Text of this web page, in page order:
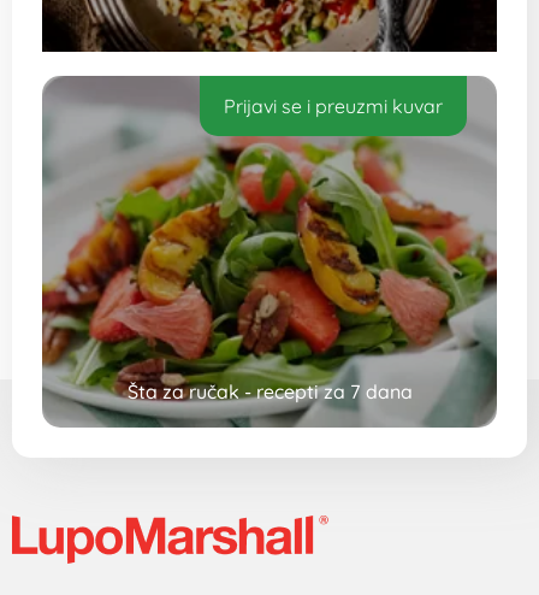
Prijavi se i preuzmi kuvar
Šta za ručak - recepti za 7 dana